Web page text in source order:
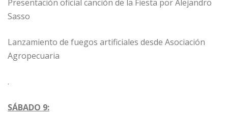
Presentación oficial canción de la Fiesta por Alejandro
Sasso
Lanzamiento de fuegos artificiales desde Asociación
Agropecuaria
.
SÁBADO 9: